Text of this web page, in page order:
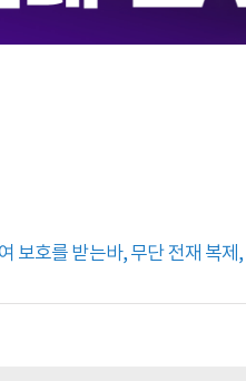
보호를 받는바, 무단 전재 복